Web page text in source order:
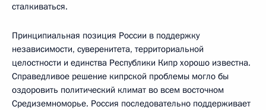
сталкиваться.
Принципиальная позиция России в поддержку
независимости, суверенитета, территориальной
целостности и единства Республики Кипр хорошо известна.
Справедливое решение кипрской проблемы могло бы
оздоровить политический климат во всем восточном
Средиземноморье. Россия последовательно поддерживает